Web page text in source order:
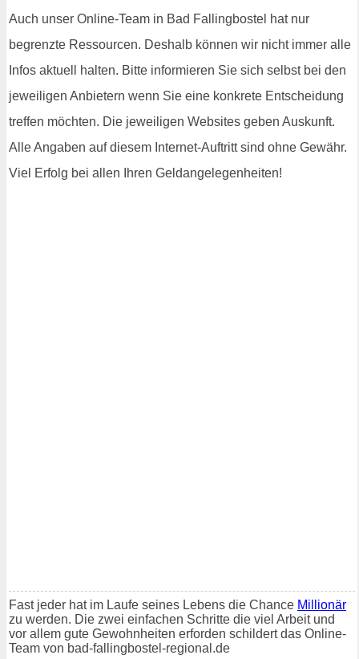
Auch unser Online-Team in Bad Fallingbostel hat nur
begrenzte Ressourcen. Deshalb können wir nicht immer alle
Infos aktuell halten. Bitte informieren Sie sich selbst bei den
jeweiligen Anbietern wenn Sie eine konkrete Entscheidung
treffen möchten. Die jeweiligen Websites geben Auskunft.
Alle Angaben auf diesem Internet-Auftritt sind ohne Gewähr.
Viel Erfolg bei allen Ihren Geldangelegenheiten!
Fast jeder hat im Laufe seines Lebens die Chance Millionär
zu werden. Die zwei einfachen Schritte die viel Arbeit und
vor allem gute Gewohnheiten erforden schildert das Online-
Team von bad-fallingbostel-regional.de